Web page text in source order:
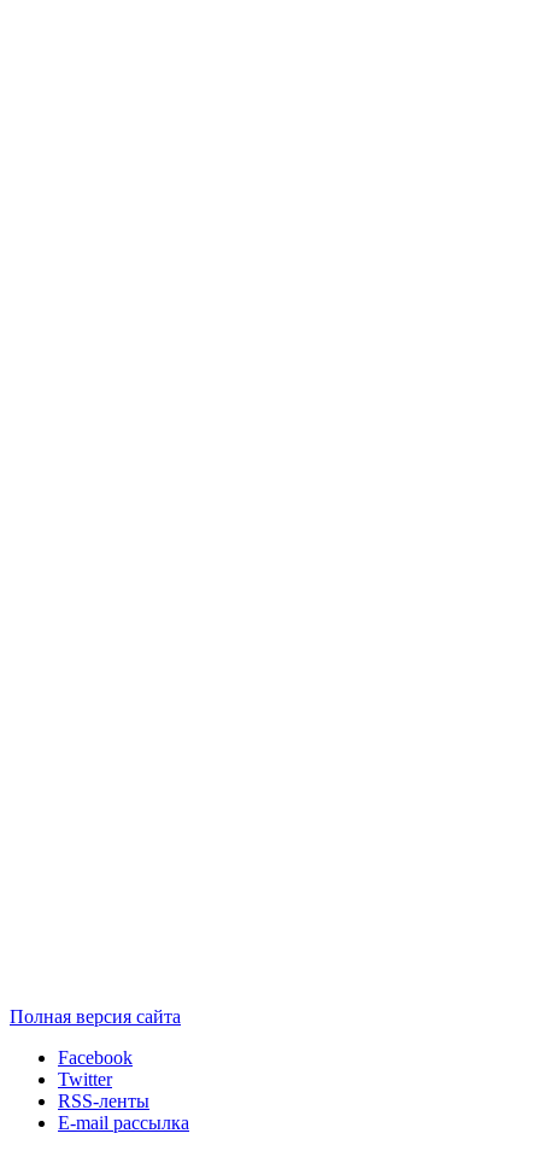
Полная версия сайта
Facebook
Twitter
RSS-ленты
E-mail рассылка